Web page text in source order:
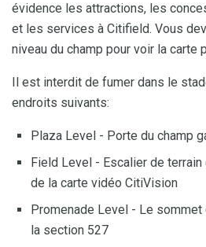
évidence les attractions, les
et les services à Citifield. Vous
niveau du champ pour voir la carte
Il est interdit de fumer dans le
endroits suivants:
Plaza Level - Porte du champ
Field Level - Escalier de
de la carte vidéo CitiVision
Promenade Level - Le
la section 527